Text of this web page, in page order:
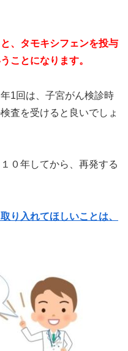
、タモキシフェンを投与
ことになります。
1回は、子宮がん検診時
査を受けると良いでしょ
０年してから、再発する
り入れてほしいことは、